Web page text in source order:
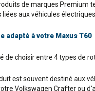
de marques Premium
aux véhicules
adapté à votre Maxus T60
de choisir entre 4 types de
est souvent destiné aux
Volkswagen Crafter ou